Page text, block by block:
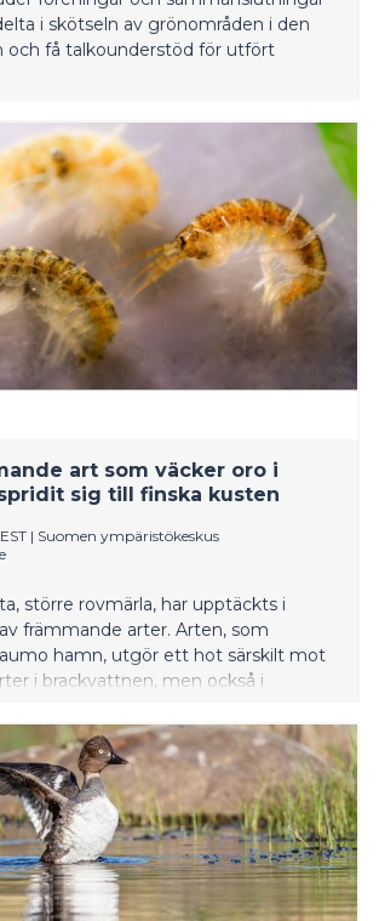
i skötseln av grönområden i den
och få talkounderstöd för utfört
art som väcker oro i
sig till finska kusten
| Suomen ympäristökeskus
större rovmärla, har upptäckts i
främmande arter. Arten, som
hamn, utgör ett hot särskilt mot
i brackvattnen, men också i
nitida i Nådendal. Främmande arter
med fartyg utan också med